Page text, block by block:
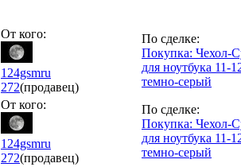
От кого:
124gsmru
272(продавец)
По сделке:
Покупка: Чехол-
для ноутбука 11-
темно-серый
От кого:
124gsmru
272(продавец)
По сделке:
Покупка: Чехол-
для ноутбука 11-
темно-серый